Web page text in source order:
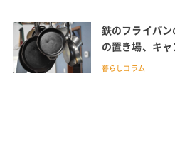
鉄のフライパ
の置き場、キ
暮らしコラム